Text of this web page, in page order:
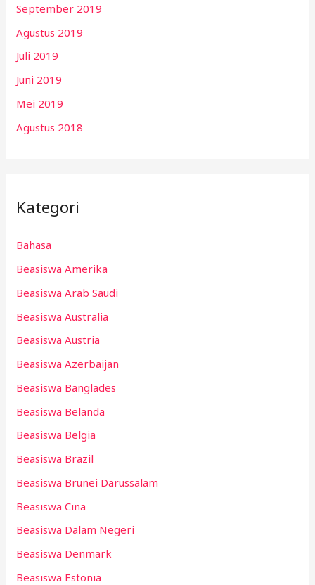
September 2019
Agustus 2019
Juli 2019
Juni 2019
Mei 2019
Agustus 2018
Kategori
Bahasa
Beasiswa Amerika
Beasiswa Arab Saudi
Beasiswa Australia
Beasiswa Austria
Beasiswa Azerbaijan
Beasiswa Banglades
Beasiswa Belanda
Beasiswa Belgia
Beasiswa Brazil
Beasiswa Brunei Darussalam
Beasiswa Cina
Beasiswa Dalam Negeri
Beasiswa Denmark
Beasiswa Estonia